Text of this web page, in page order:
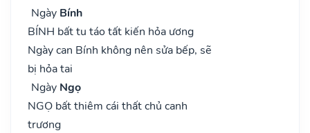
Ngày Bính
BÍNH bất tu táo tất kiến hỏa ương
Ngày can Bính không nên sửa bếp, sẽ
bị hỏa tai
Ngày Ngọ
NGỌ bất thiêm cái thất chủ canh
trương